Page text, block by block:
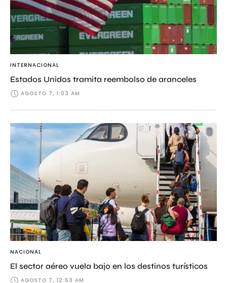
INTERNACIONAL
Estados Unidos tramita reembolso de aranceles
AGOSTO 7, 1:03 AM
NACIONAL
El sector aéreo vuela bajo en los destinos turísticos
AGOSTO 7, 12:53 AM